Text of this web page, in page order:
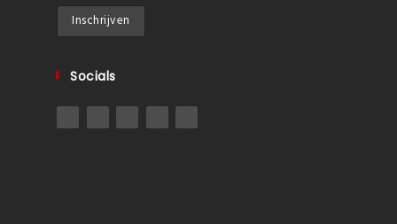
Socials